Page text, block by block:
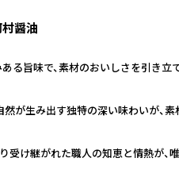
醤油
る旨味で、素材のおいしさを引き立
が生み出す独特の深い味わいが、
け継がれた職人の知恵と情熱が、